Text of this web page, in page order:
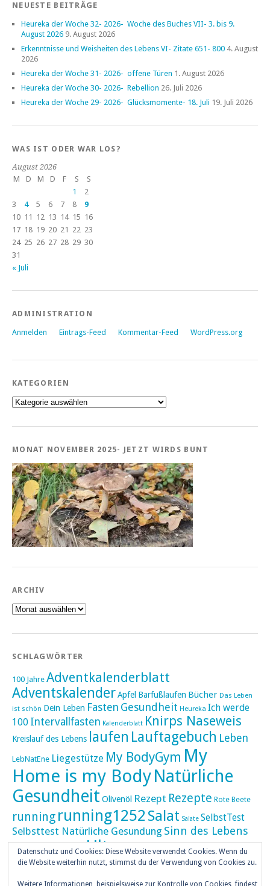
NEUESTE BEITRÄGE
Heureka der Woche 32- 2026- Woche des Buches VII- 3. bis 9.
August 2026 9. August 2026
Erkenntnisse und Weisheiten des Lebens VI- Zitate 651- 800 4. August
2026
Heureka der Woche 31- 2026- offene Türen 1. August 2026
Heureka der Woche 30- 2026- Rebellion 26. Juli 2026
Heureka der Woche 29- 2026- Glücksmomente- 18. Juli 19. Juli 2026
WAS IST ODER WAR LOS?
August 2026
M
D M D F S
S
1
2
3
4 5 6 7 8
9
10 11 12 13 14 15 16
17 18 19 20 21 22 23
24 25 26 27 28 29 30
31
« Juli
ADMINISTRATION
Anmelden Eintrags-Feed Kommentar-Feed WordPress.org
KATEGORIEN
Kategorien
MONAT NOVEMBER 2025- JETZT WIRDS BUNT
ARCHIV
Archiv
SCHLAGWÖRTER
100 Jahre Adventkalenderblatt
AdventskalenderApfel Barfußlaufen Bücher Das Leben
ist schön Dein Leben Fasten Gesundheit Heureka Ich werde
100 Intervallfasten Kalenderblatt Knirps Naseweis
Kreislauf des Lebens laufen Lauftagebuch Leben
LebNatEne Liegestütze My BodyGym My
Home is my Body Natürliche
Gesundheit Olivenöl Rezept Rezepte Rote Beete
running running1252 Salat Salate SelbstTest
Selbsttest Natürliche Gesundung Sinn des Lebens
Skaten Tageskalender UltraUltramarathon
umZEITZUerLEBEN Weihnachten
Datenschutz und Cookies: Diese Website verwendet Cookies. Wenn du
die Website weiterhin nutzt, stimmst du der Verwendung von Cookies zu.